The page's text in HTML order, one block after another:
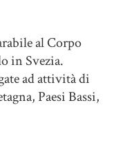
al Corpo
in Svezia.
ad attività di
Paesi Bassi,